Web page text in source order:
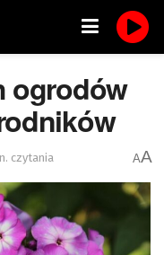
ogrodów
czytania AA